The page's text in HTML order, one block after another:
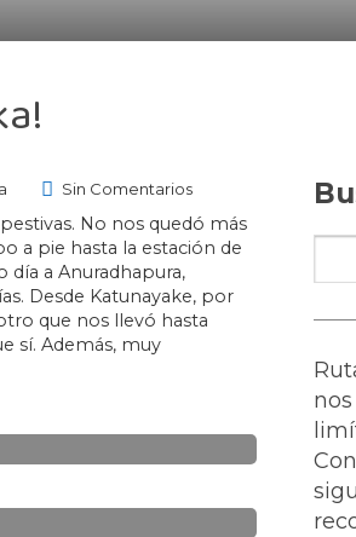
Sin Comentarios
No nos quedó más
a pie hasta la estación de
a Anuradhapura,
Desde Katunayake, por
que nos llevó hasta
sí. Además, muy